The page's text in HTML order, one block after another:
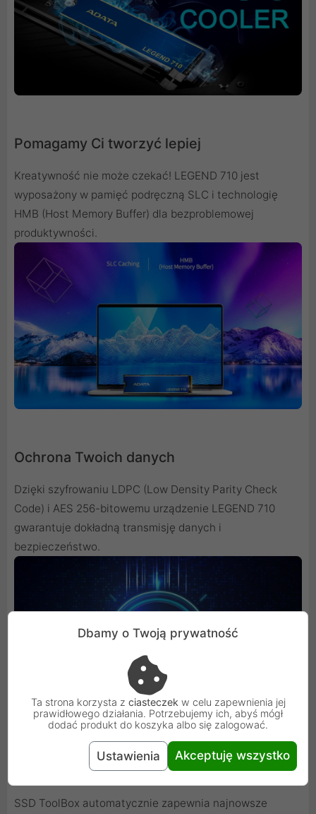
Pomagamy Ci tworzyć lepiej
Kreatywność nie może czekać! LEGEND 710 jest
wyposażony w pamięć podręczną SLC i technologię
HMB (Host Memory Buffer) dla bezproblemowej
produktywności.
Ochrona Twoich danych
Dzięki szyfrowaniu LDPC (Low Density Parity Check
Code) i AES 256-bitowemu urządzenie LEGEND 710
gwarantuje dokładną transmisję danych i
bezpieczeństwo.
Adata SSD ToolBox
SSD ToolBox automatycznie zapewnia najnowsze
Dbamy o Twoją prywatność
Ta strona korzysta z ciasteczekw celu zapewnienia jej
prawidłowego działania. Potrzebujemy ich, abyś mógł
dodać produkt do koszyka albo się zalogować.
Ustawienia Akceptuję wszystko